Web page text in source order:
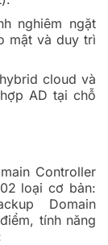
nghiêm ngặt
mật và duy trì
cloud và
AD tại chỗ
Controller
loại cơ bản:
Domain
tính năng